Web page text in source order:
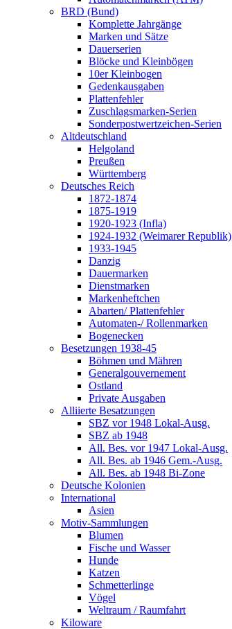
BRD (Bund)
Komplette Jahrgänge
Marken und Sätze
Dauerserien
Blöcke und Kleinbögen
10er Kleinbogen
Gedenkausgaben
Plattenfehler
Zuschlagsmarken-Serien
Sonderpostwertzeichen-Serien
Altdeutschland
Helgoland
Preußen
Württemberg
Deutsches Reich
1872-1874
1875-1919
1920-1923 (Infla)
1924-1932 (Weimarer Republik)
1933-1945
Danzig
Dauermarken
Dienstmarken
Markenheftchen
Abarten/ Plattenfehler
Automaten-/ Rollenmarken
Bogenecken
Besetzungen 1938-45
Böhmen und Mähren
Generalgouvernement
Ostland
Private Ausgaben
Alliierte Besatzungen
SBZ vor 1948 Lokal-Ausg.
SBZ ab 1948
All. Bes. vor 1947 Lokal-Ausg.
All. Bes. ab 1946 Gem.-Ausg.
All. Bes. ab 1948 Bi-Zone
Deutsche Kolonien
International
Asien
Motiv-Sammlungen
Blumen
Fische und Wasser
Hunde
Katzen
Schmetterlinge
Vögel
Weltraum / Raumfahrt
Kiloware